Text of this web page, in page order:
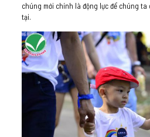
chúng mới chính là động lực để chúng
tại.